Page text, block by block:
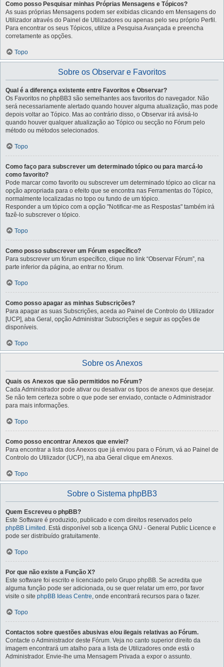
Como posso Pesquisar minhas Próprias Mensagens e Tópicos?
As suas próprias Mensagens podem ser exibidas clicando em Mensagens do
Utilizador através do Painel de Utilizadores ou apenas pelo seu próprio Perfil.
Para encontrar os seus Tópicos, utilize a Pesquisa Avançada e preencha
corretamente as opções.
Topo
Sobre os Observar e Favoritos
Qual é a diferença existente entre Favoritos e Observar?
Os Favoritos no phpBB3 são semelhantes aos favoritos do navegador. Não
será necessariamente alertado quando houver alguma atualização, mas pode
depois voltar ao Tópico. Mas ao contrário disso, o Observar irá avisá-lo
quando houver qualquer atualização ao Tópico ou secção no Fórum pelo
método ou métodos selecionados.
Topo
Como faço para subscrever um determinado tópico ou para marcá-lo
como favorito?
Pode marcar como favorito ou subscrever um determinado tópico ao clicar na
opção apropriada para o efeito que se encontra nas Ferramentas do Tópico,
normalmente localizadas no topo ou fundo de um tópico.
Responder a um tópico com a opção "Notificar-me as Respostas" também irá
fazê-lo subscrever o tópico.
Topo
Como posso subscrever um Fórum específico?
Para subscrever um fórum específico, clique no link “Observar Fórum”, na
parte inferior da página, ao entrar no fórum.
Topo
Como posso apagar as minhas Subscrições?
Para apagar as suas Subscrições, aceda ao Painel de Controlo do Utilizador
[UCP], aba Geral, opção Administrar Subscrições e seguir as opções de
disponíveis.
Topo
Sobre os Anexos
Quais os Anexos que são permitidos no Fórum?
Cada Administrador pode ativar ou desativar os tipos de anexos que desejar.
Se não tem certeza sobre o que pode ser enviado, contacte o Administrador
para mais informações.
Topo
Como posso encontrar Anexos que enviei?
Para encontrar a lista dos Anexos que já enviou para o Fórum, vá ao Painel de
Controlo do Utilizador (UCP), na aba Geral clique em Anexos.
Topo
Sobre o Sistema phpBB3
Quem Escreveu o phpBB?
Este Software é produzido, publicado e com direitos reservados pelo
phpBB Limited . Está disponível sob a licença GNU - General Public Licence e
pode ser distribuído gratuitamente.
Topo
Por que não existe a Função X?
Este software foi escrito e licenciado pelo Grupo phpBB. Se acredita que
alguma função pode ser adicionada, ou se quer relatar um erro, por favor
visite o site phpBB Ideas Centre, onde encontrará recursos para o fazer.
Topo
Contactos sobre questões abusivas e/ou ilegais relativas ao Fórum.
Contacte o Administrador deste Fórum. Veja no canto superior direito da
imagem encontrará um atalho para a lista de Utilizadores onde está o
Administrador. Envie-lhe uma Mensagem Privada a expor o assunto.